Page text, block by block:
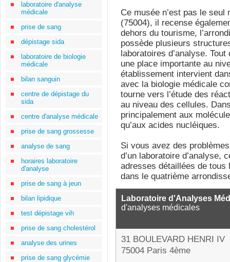
laboratoire d'analyse
médicale
prise de sang
dépistage sida
laboratoire de biologie
médicale
bilan sanguin
centre de dépistage du
sida
centre d'analyse médicale
prise de sang grossesse
analyse de sang
horaires laboratoire
d'analyse
prise de sang à jeun
bilan lipidique
test dépistage vih
prise de sang cholestérol
analyse des urines
prise de sang glycémie
Ce musée n’est pas le
(75004), il recense
dehors du tourisme,
possède plusieurs
laboratoires d’analyse.
une place importante au
établissement intervient
avec la biologie médicale
tourne vers l’étude des
au niveau des cellules.
principalement aux
qu’aux acides nucléiques.
Si vous avez des
d’un laboratoire d’analyse,
adresses détaillées de tous
dans le quatrième
Laboratoire d'Analyses
d'analyses médicales
31 BOULEVARD HENRI IV
75004 Paris 4ème